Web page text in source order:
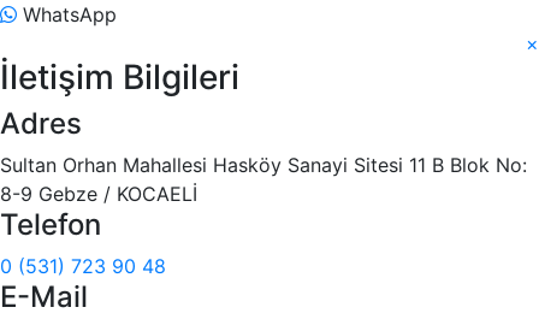
WhatsApp
×
İletişim Bilgileri
Adres
Sultan Orhan Mahallesi Hasköy Sanayi Sitesi 11 B Blok No:
8-9 Gebze / KOCAELİ
Telefon
0 (531) 723 90 48
E-Mail